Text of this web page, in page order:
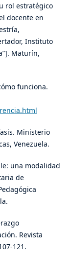
rol estratégico
docente en
Instituto
Maturín,
funciona.
Ministerio
Venezuela.
una modalidad
de
Revista
121.